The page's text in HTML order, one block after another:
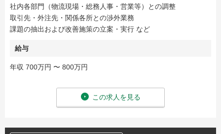
社内各部門（物流現場・総務人事・営業等）との調整
取引先・外注先・関係各所との渉外業務
課題の抽出および改善施策の立案・実行 など
給与
年収 700万円 〜 800万円
この求人を見る